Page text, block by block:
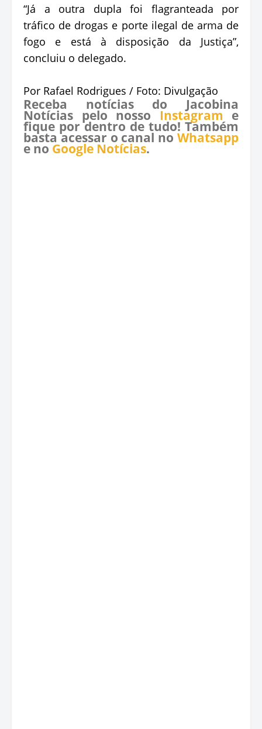
“Já a outra dupla foi flagranteada por
tráfico de drogas e porte ilegal de arma de
fogo e está à disposição da Justiça”,
concluiu o delegado.
Por Rafael Rodrigues / Foto: Divulgação
Receba notícias do Jacobina
Notícias pelo nosso Instagram e
fique por dentro de tudo! Também
basta acessar o canal no Whatsapp
e no Google Notícias.